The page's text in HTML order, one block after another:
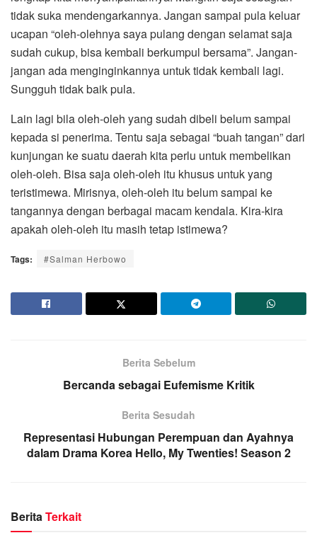
tidak suka mendengarkannya. Jangan sampai pula keluar
ucapan “oleh-olehnya saya pulang dengan selamat saja
sudah cukup, bisa kembali berkumpul bersama”. Jangan-
jangan ada menginginkannya untuk tidak kembali lagi.
Sungguh tidak baik pula.
Lain lagi bila oleh-oleh yang sudah dibeli belum sampai
kepada si penerima. Tentu saja sebagai “buah tangan” dari
kunjungan ke suatu daerah kita perlu untuk membelikan
oleh-oleh. Bisa saja oleh-oleh itu khusus untuk yang
teristimewa. Mirisnya, oleh-oleh itu belum sampai ke
tangannya dengan berbagai macam kendala. Kira-kira
apakah oleh-oleh itu masih tetap istimewa?
Tags: #Salman Herbowo
Berita Sebelum
Bercanda sebagai Eufemisme Kritik
Berita Sesudah
Representasi Hubungan Perempuan dan Ayahnya
dalam Drama Korea Hello, My Twenties! Season 2
BeritaTerkait